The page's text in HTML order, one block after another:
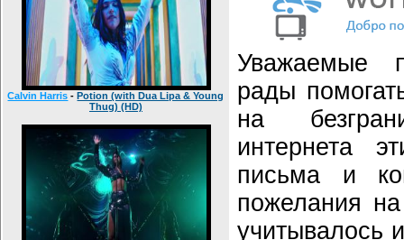
Calvin Harris -Potion (with Dua Lipa & Young
Thug) (HD)
Уважаемые
рады
на
интернета
письма и
пожелания
учитывалось